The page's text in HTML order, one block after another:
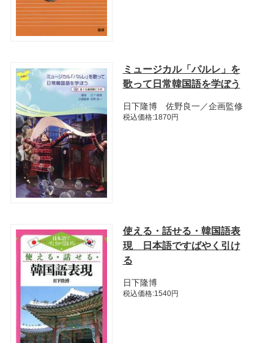
ミュージカル「パルレ」を
歌って日常韓国語を学ぼう
日下隆博 佐野良一／企画監修
税込価格:1870円
使える・話せる・韓国語表
現 日本語ですばやく引け
る
日下隆博
税込価格:1540円